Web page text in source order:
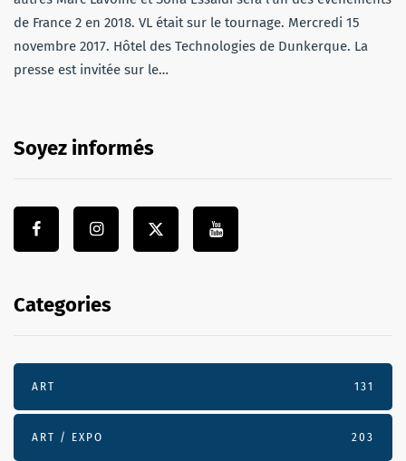
de France 2 en 2018. VL était sur le tournage. Mercredi 15
novembre 2017. Hôtel des Technologies de Dunkerque. La
presse est invitée sur le…
Soyez informés
Categories
ART 131
ART / EXPO 203